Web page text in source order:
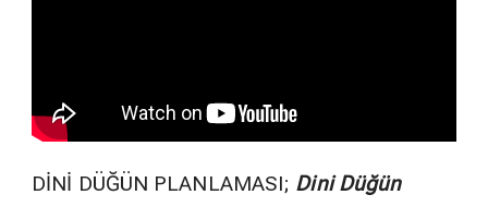
DİNİ DÜĞÜN PLANLAMASI; Dini Düğün